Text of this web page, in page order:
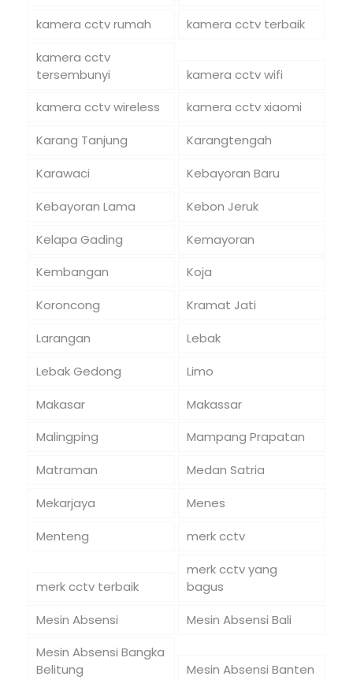
kamera cctv rumah
kamera cctv terbaik
kamera cctv
tersembunyi
kamera cctv wifi
kamera cctv wireless
kamera cctv xiaomi
Karang Tanjung
Karangtengah
Karawaci
Kebayoran Baru
Kebayoran Lama
Kebon Jeruk
Kelapa Gading
Kemayoran
Kembangan
Koja
Koroncong
Kramat Jati
Larangan
Lebak
Lebak Gedong
Limo
Makasar
Makassar
Malingping
Mampang Prapatan
Matraman
Medan Satria
Mekarjaya
Menes
Menteng
merk cctv
merk cctv terbaik
merk cctv yang
bagus
Mesin Absensi
Mesin Absensi Bali
Mesin Absensi Bangka
Belitung
Mesin Absensi Banten